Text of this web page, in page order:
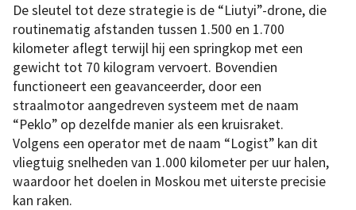
De sleutel tot deze strategie is de “Liutyi”-drone, die
routinematig afstanden tussen 1.500 en 1.700
kilometer aflegt terwijl hij een springkop met een
gewicht tot 70 kilogram vervoert. Bovendien
functioneert een geavanceerder, door een
straalmotor aangedreven systeem met de naam
“Peklo” op dezelfde manier als een kruisraket.
Volgens een operator met de naam “Logist” kan dit
vliegtuig snelheden van 1.000 kilometer per uur halen,
waardoor het doelen in Moskou met uiterste precisie
kan raken.